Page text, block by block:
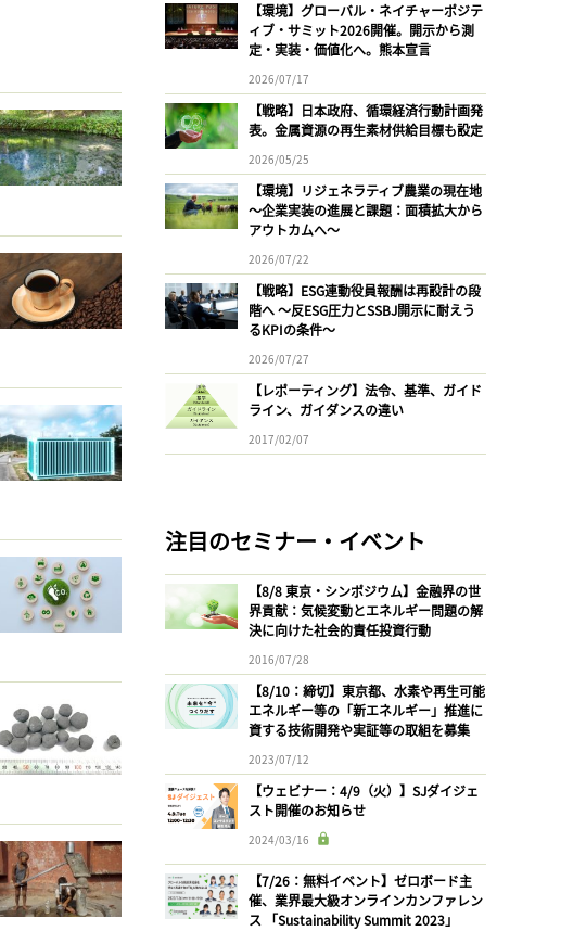
【環境】グローバル・ネイチャーポジテ
ィブ・サミット2026開催。開示から測
定・実装・価値化へ。熊本宣言
2026/07/17
【戦略】日本政府、循環経済行動計画発
表。金属資源の再生素材供給目標も設定
2026/05/25
【環境】リジェネラティブ農業の現在地
〜企業実装の進展と課題：面積拡大から
アウトカムへ〜
2026/07/22
【戦略】ESG連動役員報酬は再設計の段
階へ 〜反ESG圧力とSSBJ開示に耐えう
るKPIの条件〜
2026/07/27
【レポーティング】法令、基準、ガイド
ライン、ガイダンスの違い
2017/02/07
注目のセミナー・イベント
【8/8 東京・シンポジウム】金融界の世
界貢献：気候変動とエネルギー問題の解
決に向けた社会的責任投資行動
2016/07/28
【8/10：締切】東京都、水素や再生可能
エネルギー等の「新エネルギー」推進に
資する技術開発や実証等の取組を募集
2023/07/12
【ウェビナー：4/9（火）】SJダイジェ
スト開催のお知らせ
2024/03/16
【7/26：無料イベント】ゼロボード主
催、業界最大級オンラインカンファレン
ス 「Sustainability Summit 2023」